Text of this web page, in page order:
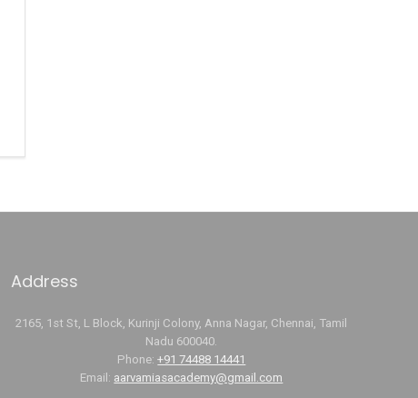
Address
2165, 1st St, L Block, Kurinji Colony, Anna Nagar, Chennai, Tamil
Nadu 600040.
Phone:+91 74488 14441
Email: aarvamiasacademy@gmail.com